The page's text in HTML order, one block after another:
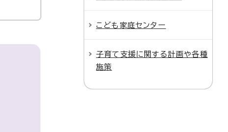
こども家庭センター
子育て支援に関する計画や各種
施策